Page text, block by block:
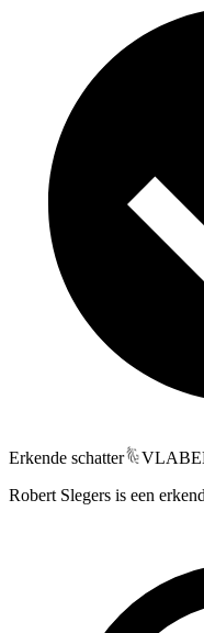
Erkende schatter
Robert Slegers is een